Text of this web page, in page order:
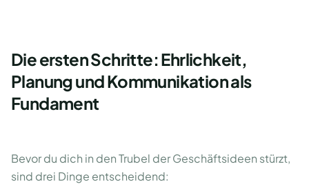
Die ersten Schritte: Ehrlichkeit,
Planung und Kommunikation als
Fundament
Bevor du dich in den Trubel der Geschäftsideen stürzt,
sind drei Dinge entscheidend: